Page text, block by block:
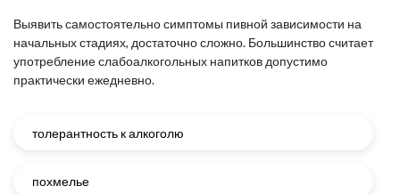
Выявить самостоятельно симптомы пивной зависимости на
начальных стадиях, достаточно сложно. Большинство считает
употребление слабоалкогольных напитков допустимо
практически ежедневно.
толерантность к алкоголю
похмелье